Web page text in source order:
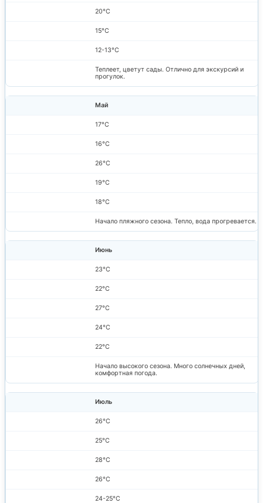
20°C
15°C
12-13°C
Теплеет, цветут сады. Отлично для экскурсий и
прогулок.
Май
17°C
16°C
26°C
19°C
18°C
Начало пляжного сезона. Тепло, вода прогревается.
Июнь
23°C
22°C
27°C
24°C
22°C
Начало высокого сезона. Много солнечных дней,
комфортная погода.
Июль
26°C
25°C
28°C
26°C
24-25°C